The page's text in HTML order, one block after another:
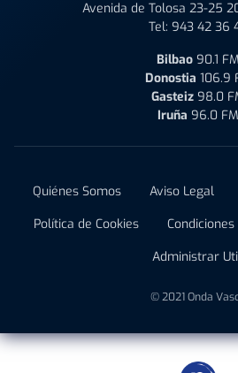
Avenida de Tolosa 23-25
Tel: 943 42 36
Bilbao 90.1 FM
Donostia 106.9
Gasteiz 98.0
Iruña 96.0 FM
Quiénes Somos Aviso Legal
Política de Cookies
Administrar
© 2021 Onda